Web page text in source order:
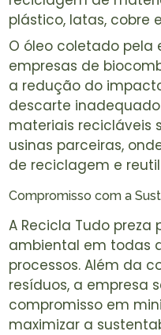
plástico, latas, cobre
O óleo coletado pela
empresas de
a redução do
descarte
materiais recicláveis
usinas parceiras,
de reciclagem e
Compromisso com a
A Recicla Tudo
ambiental em todas
processos. Além da
resíduos, a empresa
compromisso em
maximizar a